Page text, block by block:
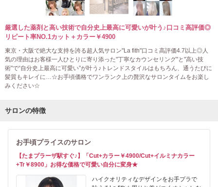
厳選した薬剤と高い技術で自分史上最高に可愛いが叶う♪口コミ高評価◎
リピート率NO.1カット＋カラー￥4900
東京・大阪で絶大な支持を誇る超人気サロン"La fith"口コミ高評価4.7以上◎人
気の理由はお客様一人ひとりに寄り添った"丁寧なカウンセリング"と"高い技
術"で“自分史上最高に可愛い”が叶う♪トレンドスタイルはもちろん、通うたびに
髪質もキレイに…☆お手頃価格でワンランク上の贅沢なサロンタイムをお楽し
みください☆
サロンの特徴
お手頃プライスのサロン
【たまプラーザ駅すぐ♪】「Cut+カラー￥4900/Cut+イルミナカラー
+Tr￥8900」お得な価格で可愛い自分に変身★
ハイクオリティなデザインをお手プラで